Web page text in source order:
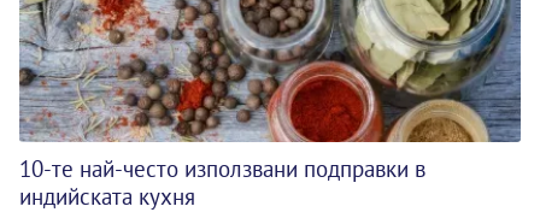
10-те най-често използвани подправки в
индийската кухня